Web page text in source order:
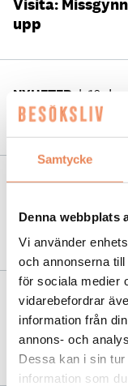
Samtycke
Denna webbplats
Vi använder
och annonserna
för sociala medier
vidarebefordrar
information från
annons- och
Dessa kan i sin
information som
Visita:
upp
NYHETER | 10
Ökat behov
Visita:
ta många år
NYHETER | 29
Risk för